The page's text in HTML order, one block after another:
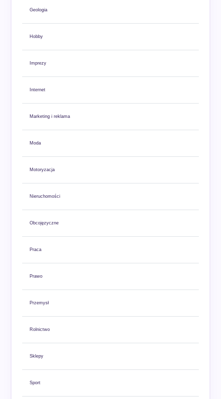
Geologia
Hobby
Imprezy
Internet
Marketing i reklama
Moda
Motoryzacja
Nieruchomości
Obcojęzyczne
Praca
Prawo
Przemysł
Rolnictwo
Sklepy
Sport